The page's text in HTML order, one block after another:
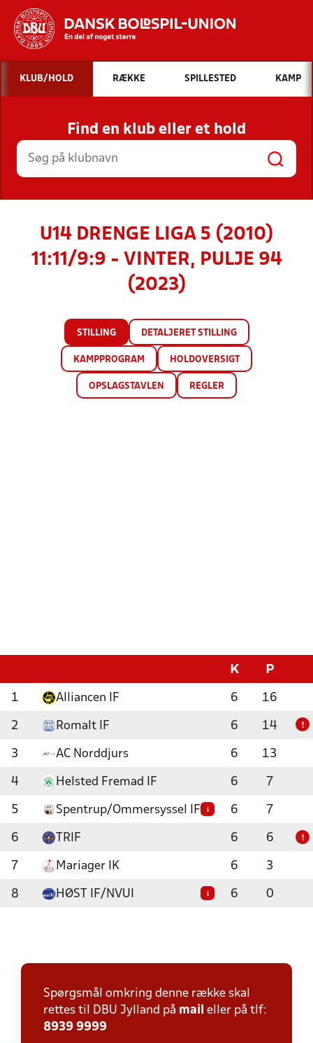
Hvad vil du søge efter?
INDHOLD OG NYHEDER
STILLINGER, RESULTATER, KLUBBER OG
HOLD
KLUB/HOLD RÆKKE SPILLESTED KAMP
Find en klub eller et hold
U14 DRENGE LIGA 5 (2010)
11:11/9:9 - VINTER, PULJE 94
(2023)
STILLING DETALJERET STILLING
KAMPPROGRAM HOLDOVERSIGT
OPSLAGSTAVLEN REGLER
K P
1 Alliancen IF 6 16
2 Romalt IF 6 14 !
3 AC Norddjurs 6 13
4 Helsted Fremad IF 6 7
5 Spentrup/Ommersyssel IF i 6 7
6 TRIF 6 6 !
7 Mariager IK 6 3
8 HØST IF/NVUI i 6 0
Spørgsmål omkring denne række skal
rettes til DBU Jylland på mail eller på tlf:
8939 9999